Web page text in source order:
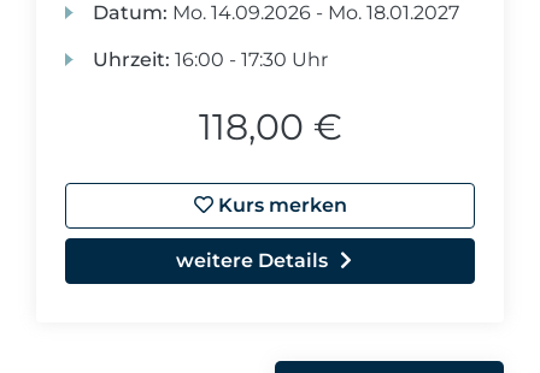
Datum: Mo. 14.09.2026 - Mo. 18.01.2027
Uhrzeit: 16:00 - 17:30 Uhr
118,00 €
Kurs merken
weitere Details